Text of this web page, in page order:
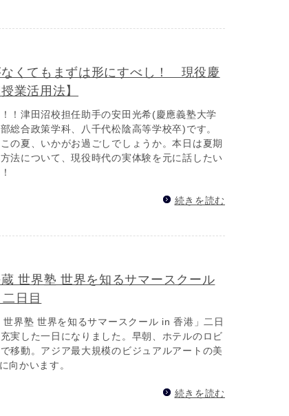
なくてもまずは形にすべし！ 現役慶
業活用法】
！津田沼校担任助手の安田光希(慶應義塾大学
総合政策学科、八千代松陰高等学校卒)です。
の夏、いかがお過ごしでしょうか。本日は夏期
法について、現役時代の実体験を元に話したい
続きを読む
蔵 世界塾 世界を知るサマースクール
日目
世界塾 世界を知るサマースクール in 香港」二日
実した一日になりました。早朝、ホテルのロビ
移動。アジア最大規模のビジュアルアートの美
向かいます。
続きを読む